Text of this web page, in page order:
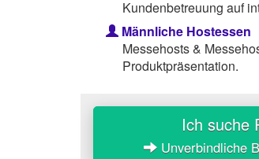
Kundenbetreuung auf
Männliche Hostessen
Messehosts &
Produktpräsentation.
Ich suche
Unverbindliche